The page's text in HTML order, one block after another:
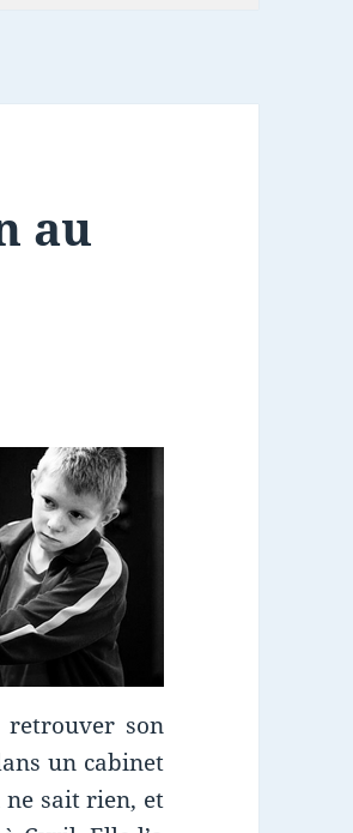
au
son
un cabinet
ne sait rien, et